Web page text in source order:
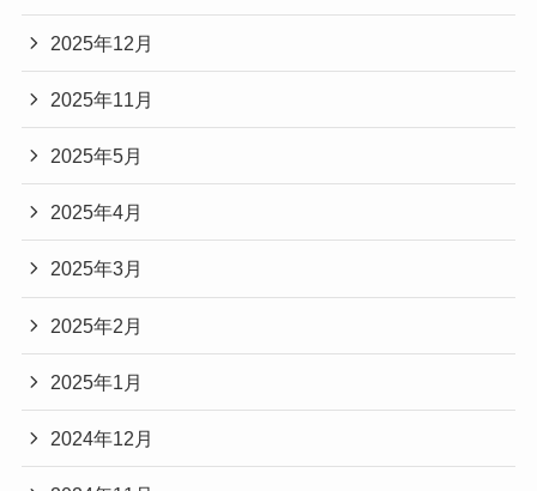
2025年12月
2025年11月
2025年5月
2025年4月
2025年3月
2025年2月
2025年1月
2024年12月